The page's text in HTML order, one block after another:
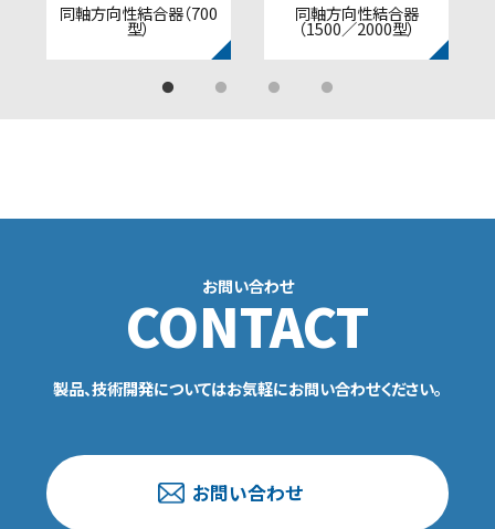
同軸方向性結合器（700
型）
同軸方向性結合器
（1500／2000型）
お問い合わせ
CONTACT
製品、技術開発についてはお気軽にお問い合わせください。
お問い合わせ